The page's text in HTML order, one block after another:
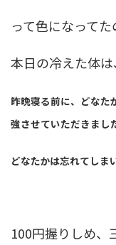
って色になって
本日の冷えた体
昨晩寝る前に、どなた
強させていただきまし
どなたかは忘れてしま
100円握りしめ、